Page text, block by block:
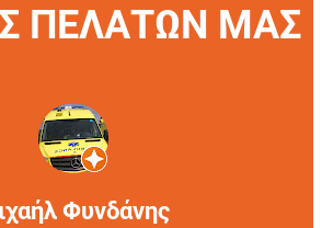
ΠΕΛΑΤΩΝ ΜΑΣ
Φυνδάνης